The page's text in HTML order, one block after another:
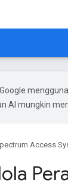
Google
AI mungkin
Access